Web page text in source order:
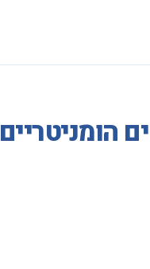
הומניטריים